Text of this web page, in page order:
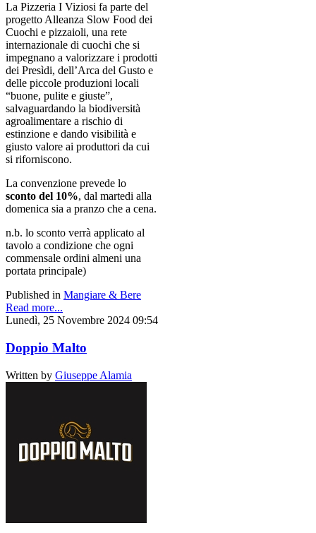
La Pizzeria I Viziosi fa parte del
progetto Alleanza Slow Food dei
Cuochi e pizzaioli, una rete
internazionale di cuochi che si
impegnano a valorizzare i prodotti
dei Presìdi, dell’Arca del Gusto e
delle piccole produzioni locali
“buone, pulite e giuste”,
salvaguardando la biodiversità
agroalimentare a rischio di
estinzione e dando visibilità e
giusto valore ai produttori da cui
si riforniscono.
La convenzione prevede lo
sconto del 10%, dal martedi alla
domenica sia a pranzo che a cena.
n.b. lo sconto verrà applicato al
tavolo a condizione che ogni
commensale ordini almeni una
portata principale)
Published in Mangiare & Bere
Read more...
Lunedì, 25 Novembre 2024 09:54
Doppio Malto
Written by Giuseppe Alamia